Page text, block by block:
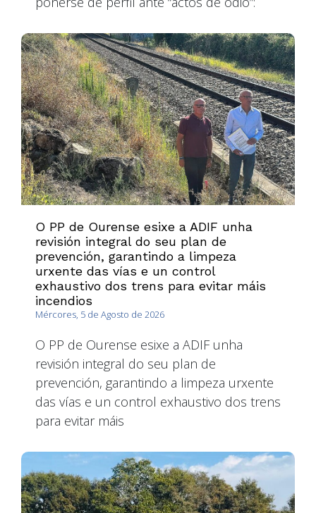
O PP de Ourense esixe a ADIF unha
revisión integral do seu plan de
prevención, garantindo a limpeza
urxente das vías e un control
exhaustivo dos trens para evitar máis
incendios
Mércores, 5 de Agosto de 2026
O PP de Ourense esixe a ADIF unha
revisión integral do seu plan de
prevención, garantindo a limpeza urxente
das vías e un control exhaustivo dos trens
para evitar máis